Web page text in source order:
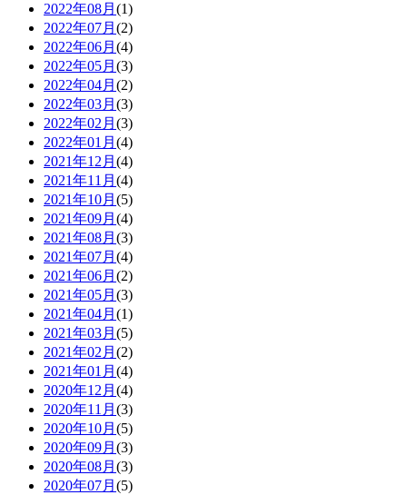
2022年08月 (1)
2022年07月 (2)
2022年06月 (4)
2022年05月 (3)
2022年04月 (2)
2022年03月 (3)
2022年02月 (3)
2022年01月 (4)
2021年12月 (4)
2021年11月 (4)
2021年10月 (5)
2021年09月 (4)
2021年08月 (3)
2021年07月 (4)
2021年06月 (2)
2021年05月 (3)
2021年04月 (1)
2021年03月 (5)
2021年02月 (2)
2021年01月 (4)
2020年12月 (4)
2020年11月 (3)
2020年10月 (5)
2020年09月 (3)
2020年08月 (3)
2020年07月 (5)